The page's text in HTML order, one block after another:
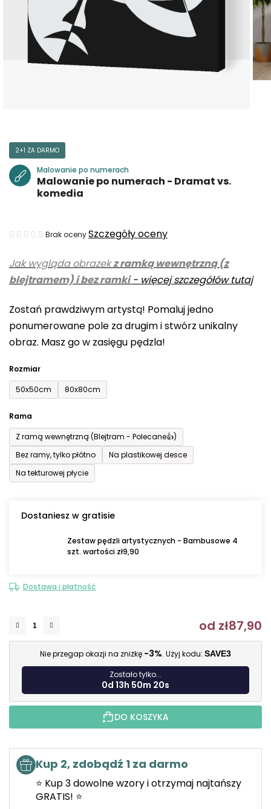
Jak wygląda obrazekz ramką wewnętrzną (z
blejtramem) i bez ramki- więcej szczegółów tutaj
Zostań prawdziwym artystą! Pomaluj jedno
ponumerowane pole za drugim i stwórz unikalny
obraz. Masz go w zasięgu pędzla!
Rozmiar
50x50cm
80x80cm
Rama
Z ramą wewnętrzną (Blejtram - Polecane👍)
Bez ramy, tylko płótno
Na plastikowej desce
Na tekturowej płycie
Dostaniesz w gratisie
Zestaw pędzli artystycznych - Bambusowe 4
szt. wartości zł9,90
Dostawa i płatność
od zł87,90
Nie przegap okazji na zniżkę -3%. Użyj kodu: SAVE3
Zostało tylko...
0d 13h 50m 19s
DO KOSZYKA
Kup 2, zdobądź 1 za darmo
⭐ Kup 3 dowolne wzory i otrzymaj najtańszy
GRATIS! ⭐
2+1 ZA DARMO
Malowanie po numerach
Malowanie po numerach - Dramat vs.
komedia
Średnia
produktu
wynosi
na
5
gwiazdek.
Brak ocenySzczegóły oceny